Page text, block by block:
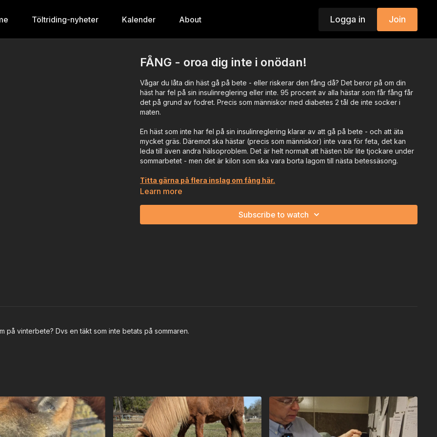
Töltriding-nyheter Kalender About Logga in Join
FÅNG - oroa dig inte i onödan!
Vågar du låta din häst gå på bete - eller riskerar den fång då? Det beror på om din
häst har fel på sin insulinreglering eller inte. 95 procent av alla hästar som får fång får
det på grund av fodret. Precis som människor med diabetes 2 tål de inte socker i
maten.
En häst som inte har fel på sin insulinreglering klarar av att gå på bete - och att äta
mycket gräs. Däremot ska hästar (precis som människor) inte vara för feta, det kan
leda till även andra hälsoproblem. Det är helt normalt att hästen blir lite tjockare under
sommarbetet - men det är kilon som ska vara borta lagom till nästa betessäsong.
Titta gärna på flera inslag om fång här.
Learn more
Subscribe to watch
på vinterbete? Dvs en täkt som inte betats på sommaren.